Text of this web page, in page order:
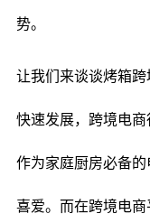
势。
让我们来谈谈烤箱
快速发展，跨境电
作为家庭厨房必备
喜爱。而在跨境电